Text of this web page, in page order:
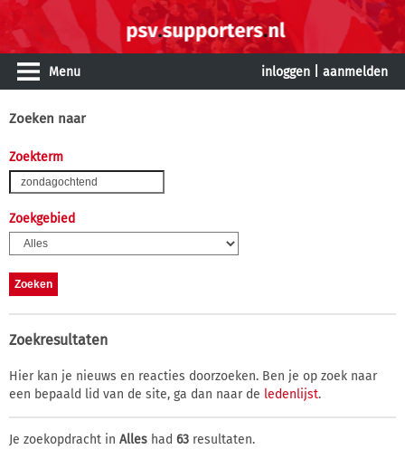
Menu inloggen aanmelden
Zoeken naar
Zoekterm
Zoekgebied
Zoekresultaten
Hier kan je nieuws en reacties doorzoeken. Ben je op zoek naar
een bepaald lid van de site, ga dan naar de ledenlijst.
Je zoekopdracht in Alles had 63 resultaten.